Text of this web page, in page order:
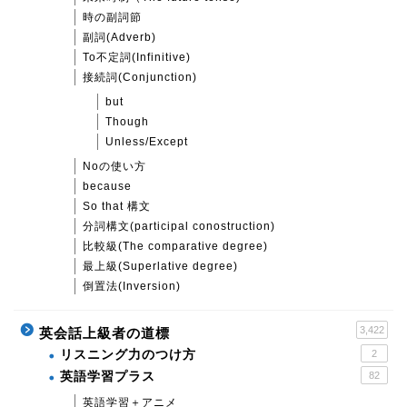
時の副詞節
副詞(Adverb)
To不定詞(Infinitive)
接続詞(Conjunction)
but
Though
Unless/Except
Noの使い方
because
So that 構文
分詞構文(participal conostruction)
比較級(The comparative degree)
最上級(Superlative degree)
倒置法(Inversion)
英会話上級者の道標 3,422
リスニング力のつけ方 2
英語学習プラス 82
英語学習＋アニメ